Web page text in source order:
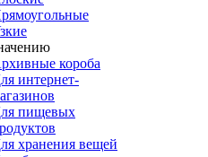
короба
интернет-
пищевых
хранения вещей